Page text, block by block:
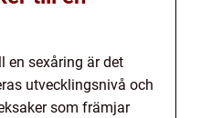
en sexåring är det
utvecklingsnivå och
som främjar